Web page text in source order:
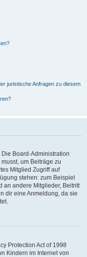
juristische Anfragen zu diesem
Board-Administration
um Beiträge zu
Mitglied Zugriff auf
stehen: zum Beispiel
an andere Mitglieder, Beitritt
dir eine Anmeldung, da sie
Protection Act of 1998
Kindern im Internet von